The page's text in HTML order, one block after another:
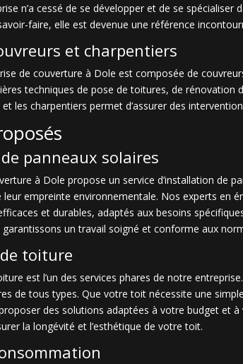
n’a cessé de se développer et de se
faire, elle est devenue une référence
et charpentiers
de couverture à Dole est composée de
techniques de pose de toitures, de
les charpentiers permet d’assurer des
panneaux solaires
à Dole propose un service d’installation de
leur empreinte environnementale. Nos experts en
et durables, adaptés aux besoins
un travail soigné et conforme aux
toiture
est l’un des services phares de notre
de tous types. Que votre toit nécessite une
des solutions adaptées à votre budget et
la longévité et l’esthétique de votre toit.